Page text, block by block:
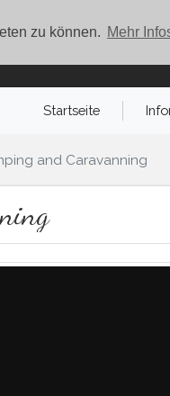
zu können. Mehr
Startseite
and Caravanning